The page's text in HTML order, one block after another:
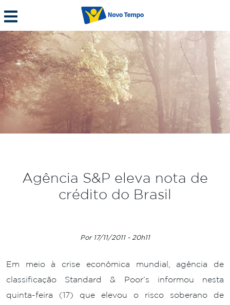
Agência S&P eleva nota de
crédito do Brasil
Por 17/11/2011 - 20h11
Em meio à crise econômica mundial, agência de
classificação Standard & Poor’s informou nesta
quinta-feira (17) que elevou o risco soberano de